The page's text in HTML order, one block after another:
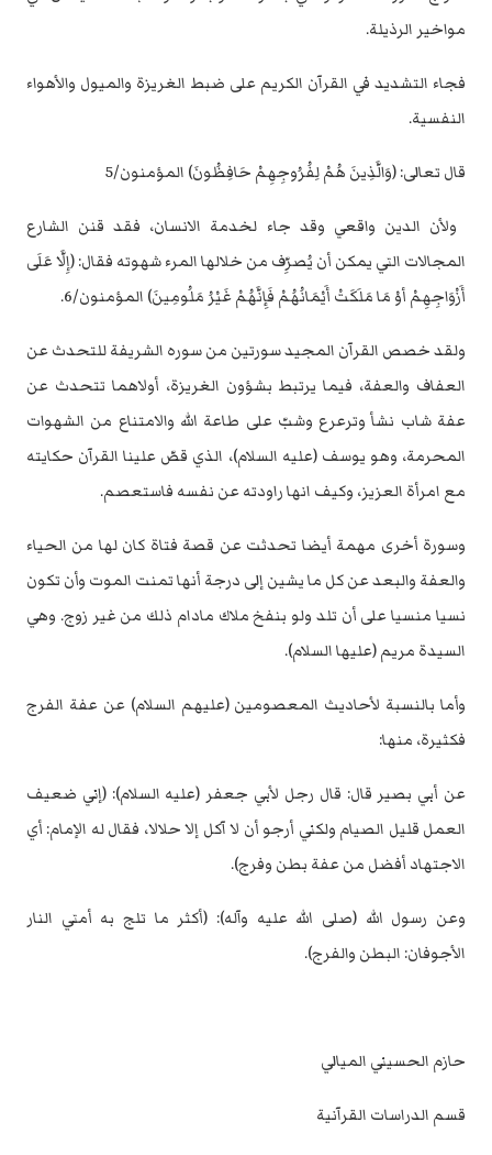
مواخير الرذيلة.‏
فجاء التشديد في القرآن الكريم على ضبط الغريزة والميول والأهواء
النفسية.‏
قال تعالى: (وَالَّذِينَ هُمْ لِفُرُوجِهِمْ حَافِظُونَ) المؤمنون/‏5
‏ ولأن الدين واقعي وقد جاء لخدمة الانسان، فقد قنن الشارع
المجالات التي يمكن أن ‏يُصرِّف من خلالها المرء شهوته فقال: (إِلَّا عَلَى
أَزْوَاجِهِمْ أوْ مَا مَلَكَتْ أَيْمَانُهُمْ فَإِنَّهُمْ غَيْرُ ‏مَلُومِينَ) المؤمنون/6.‏
ولقد خصص القرآن المجيد سورتين من سوره الشريفة للتحدث عن
العفاف والعفة، فيما ‏يرتبط بشؤون الغريزة، أولاهما تتحدث عن
عفة شاب نشأ وترعرع وشبّ على طاعة ‏الله والامتناع من الشهوات
المحرمة، وهو يوسف (عليه السلام)، الذي قصّ علينا ‏القرآن حكايته
مع امرأة العزيز، وكيف انها راودته عن نفسه فاستعصم.‏
وسورة أخرى مهمة أيضا تحدثت عن قصة فتاة كان لها من الحياء
والعفة والبعد عن ‏كل ما يشين إلى درجة أنها تمنت الموت وأن تكون
نسيا منسيا على أن تلد ولو بنفخ ‏ملاك مادام ذلك من غير زوج. وهي
السيدة مريم (عليها السلام).‏
وأما بالنسبة لأحاديث المعصومين (عليهم السلام) عن عفة الفرج
فكثيرة، منها:‏
عن أبي بصير قال: قال رجل لأبي جعفر (عليه السلام): (إني ضعيف
العمل قليل ‏الصيام ولكني أرجو أن لا آكل إلا حلالا، فقال له الإمام: أي
الاجتهاد أفضل من عفة ‏بطن وفرج).‏
وعن رسول الله (صلى الله عليه وآله): (أكثر ما تلج به أمتي النار
الأجوفان: البطن ‏والفرج).‏
حازم الحسيني الميالي
قسم الدراسات القرآنية